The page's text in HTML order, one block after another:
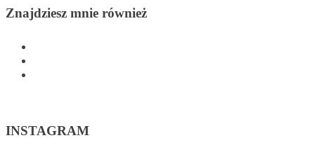
Znajdziesz mnie również
INSTAGRAM